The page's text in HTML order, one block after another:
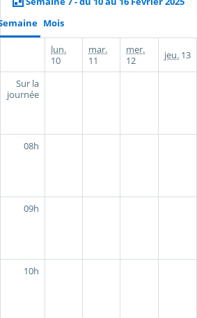
Mois
lun.
10
mar.
11
mer.
12
jeu. 13
Sur la
journée
08h
09h
10h